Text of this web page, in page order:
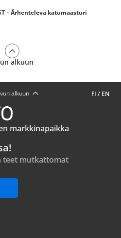
– Ärhentelevä katumaasturi
alkuun
FI / EN
alkuun
markkinapaikka
teet mutkattomat